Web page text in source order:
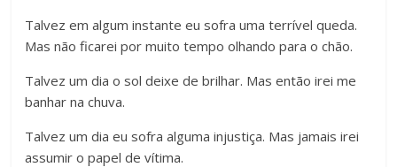
Talvez em algum instante eu sofra uma terrível queda.
Mas não ficarei por muito tempo olhando para o chão.
Talvez um dia o sol deixe de brilhar. Mas então irei me
banhar na chuva.
Talvez um dia eu sofra alguma injustiça. Mas jamais irei
assumir o papel de vítima.